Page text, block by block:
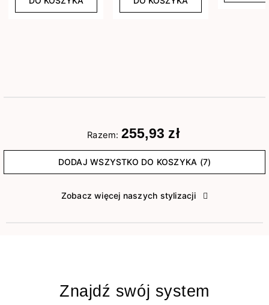
Razem: 255,93 zł
DODAJ WSZYSTKO DO KOSZYKA (7)
Zobacz więcej naszych stylizacji
Znajdź swój system